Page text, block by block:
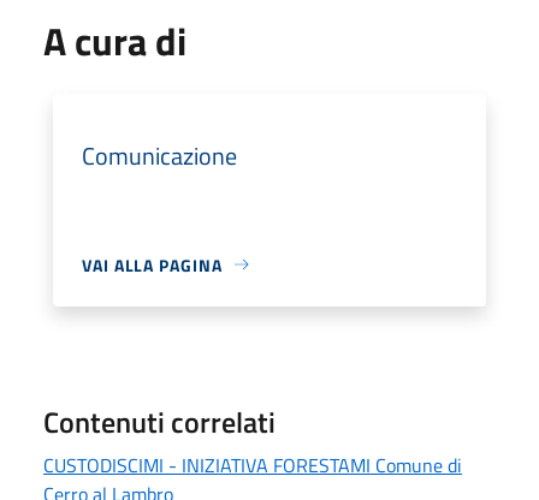
A cura di
Comunicazione
VAI ALLA PAGINA
Contenuti correlati
CUSTODISCIMI - INIZIATIVA FORESTAMI Comune di
Cerro al Lambro